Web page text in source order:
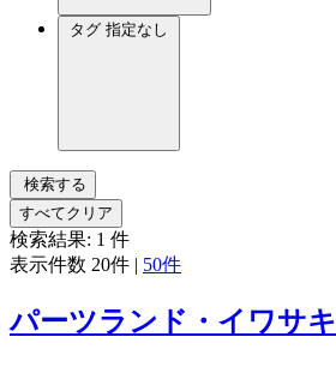
タグ 指定なし
検索する
すべてクリア
検索結果: 1 件
表示件数 20件 | 50件
パーツランド・イワサキ